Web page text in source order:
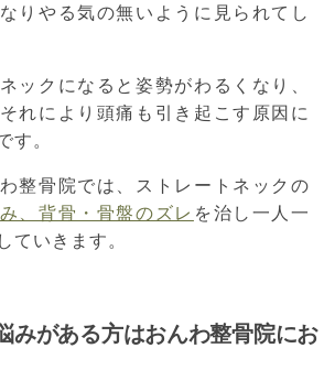
りやる気の無いように見られてし
ックになると姿勢がわるくなり、
れにより頭痛も引き起こす原因に
す。
整骨院では、ストレートネックの
、背骨・骨盤のズレ を治し一人一
ていきます。
みがある方はおんわ整骨院にお